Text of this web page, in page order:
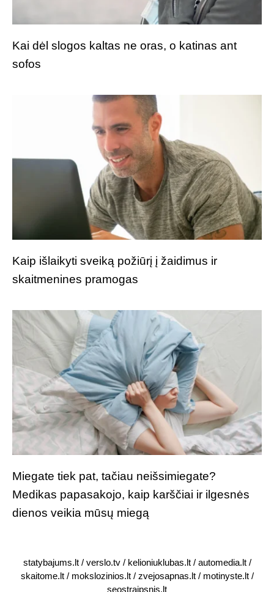
Kai dėl slogos kaltas ne oras, o katinas ant
sofos
Kaip išlaikyti sveiką požiūrį į žaidimus ir
skaitmenines pramogas
Miegate tiek pat, tačiau neišsimiegate?
Medikas papasakojo, kaip karščiai ir ilgesnės
dienos veikia mūsų miegą
statybajums.lt/ verslo.tv/ kelioniuklubas.lt/ automedia.lt/
skaitome.lt/ mokslozinios.lt/ zvejosapnas.lt/ motinyste.lt/
seostraipsnis.lt